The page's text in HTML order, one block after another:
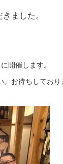
ました。
開催します。
お待ちしており